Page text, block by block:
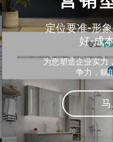
定位要准-形
好-成
为您塑造企业实力
争力，赋